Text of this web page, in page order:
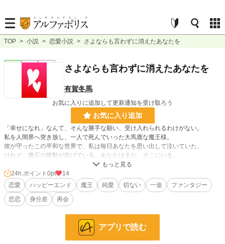
TOP > 小説 > 恋愛小説 > さよならも言わずに消えたあなたを
完結 短編 さよならも言わずに消えたあなたを
有賀冬馬
お気に入りに追加して更新通知を受け取ろう
お気に入り追加
「幸せになれ」なんて、そんな勝手な願い、受け入れられるわけがない。
私を人間界へ突き放し、一人で死んでいった大馬鹿な魔王様。
彼が守ったこの平和な世界で、私は毎日あなたを思い出して泣いていた。
けれど、魔石の脈動が告げている。あなたはまだ、そこにいる。
今度こそその手を離さない。たとえ姿が変わっていても、私はあなたの瞳を見間
違えたりしない。
小説 228,788 位 / 228,788 件
66,373 位 / 66,373 件
24h.ポイント 0pt
14
恋愛
ハッピーエンド 魔王 純愛 切ない 一途
ファンタジー
悲恋
身分差 再会
アプリで読む